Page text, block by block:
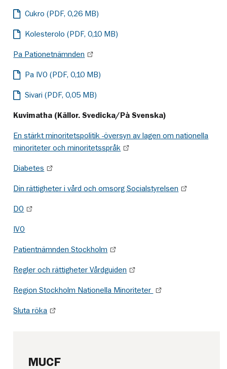
Cukro (PDF, 0,26 MB)
Kolesterolo (PDF, 0,10 MB)
Pa Pationetnämnden
Pa IVO (PDF, 0,10 MB)
Sivari (PDF, 0,05 MB)
Kuvimatha (Källor. Svedicka/På Svenska)
En stärkt minoritetspolitik -översyn av lagen om nationella
minoriteter och minoritetsspråk
Diabetes
Din rättigheter i vård och omsorg Socialstyrelsen
DO
IVO
Patientnämnden Stockholm
Regler och rättigheter Vårdguiden
Region Stockholm Nationella Minoriteter
Sluta röka
MUCF